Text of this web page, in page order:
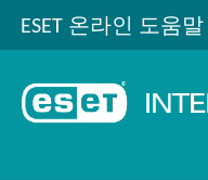
ESET 온라인 도움말